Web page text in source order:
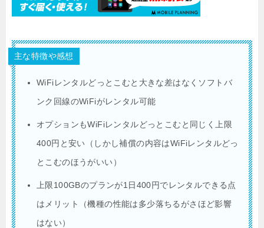
主な特徴や感想
WiFiレンタルどっとこむと大きな差はなくソフトバ
ンク回線のWiFiがレンタル可能
オプションもWiFiレンタルどっとこむと同じく上限
400円と安い（しかし補償の内容はWiFiレンタルどっ
とこむのほうがいい）
上限100GBのプランが1日400円でレンタルできる点
はメリット（機種の性能は多少落ちるがさほど影響
はない）